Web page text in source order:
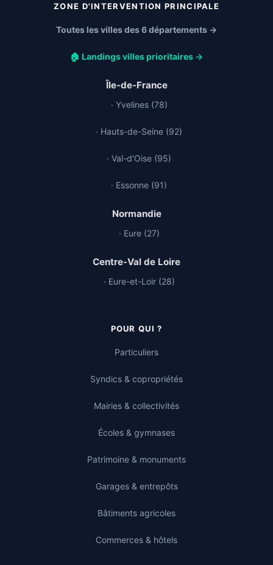
ZONE D'INTERVENTION PRINCIPALE
Toutes les villes des 6 départements →
🏠 Landings villes prioritaires →
Île-de-France
· Yvelines (78)
· Hauts-de-Seine (92)
· Val-d'Oise (95)
· Essonne (91)
Normandie
· Eure (27)
Centre-Val de Loire
· Eure-et-Loir (28)
POUR QUI ?
Particuliers
Syndics & copropriétés
Mairies & collectivités
Écoles & gymnases
Patrimoine & monuments
Garages & entrepôts
Bâtiments agricoles
Commerces & hôtels